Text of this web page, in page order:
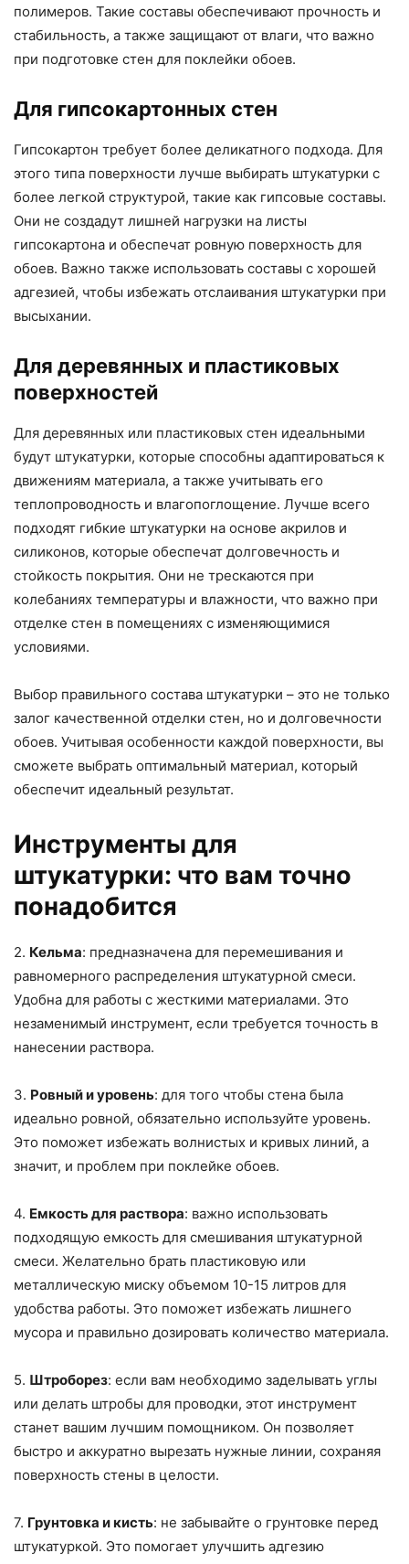
полимеров. Такие составы обеспечивают прочность и
стабильность, а также защищают от влаги, что важно
при подготовке стен для поклейки обоев.
Для гипсокартонных стен
Гипсокартон требует более деликатного подхода. Для
этого типа поверхности лучше выбирать штукатурки с
более легкой структурой, такие как гипсовые составы.
Они не создадут лишней нагрузки на листы
гипсокартона и обеспечат ровную поверхность для
обоев. Важно также использовать составы с хорошей
адгезией, чтобы избежать отслаивания штукатурки при
высыхании.
Для деревянных и пластиковых
поверхностей
Для деревянных или пластиковых стен идеальными
будут штукатурки, которые способны адаптироваться к
движениям материала, а также учитывать его
теплопроводность и влагопоглощение. Лучше всего
подходят гибкие штукатурки на основе акрилов и
силиконов, которые обеспечат долговечность и
стойкость покрытия. Они не трескаются при
колебаниях температуры и влажности, что важно при
отделке стен в помещениях с изменяющимися
условиями.
Выбор правильного состава штукатурки – это не только
залог качественной отделки стен, но и долговечности
обоев. Учитывая особенности каждой поверхности, вы
сможете выбрать оптимальный материал, который
обеспечит идеальный результат.
Инструменты для
штукатурки: что вам точно
понадобится
2. Кельма: предназначена для перемешивания и
равномерного распределения штукатурной смеси.
Удобна для работы с жесткими материалами. Это
незаменимый инструмент, если требуется точность в
нанесении раствора.
3. Ровный и уровень: для того чтобы стена была
идеально ровной, обязательно используйте уровень.
Это поможет избежать волнистых и кривых линий, а
значит, и проблем при поклейке обоев.
4. Емкость для раствора: важно использовать
подходящую емкость для смешивания штукатурной
смеси. Желательно брать пластиковую или
металлическую миску объемом 10-15 литров для
удобства работы. Это поможет избежать лишнего
мусора и правильно дозировать количество материала.
5. Штроборез: если вам необходимо заделывать углы
или делать штробы для проводки, этот инструмент
станет вашим лучшим помощником. Он позволяет
быстро и аккуратно вырезать нужные линии, сохраняя
поверхность стены в целости.
7. Грунтовка и кисть: не забывайте о грунтовке перед
штукатуркой. Это помогает улучшить адгезию